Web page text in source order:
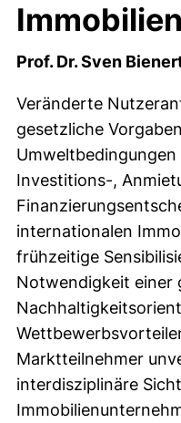
Prof. Dr. Sven
Veränderte
gesetzliche
Investitions-,
internationalen
frühzeitige
Notwendigkeit einer
Marktteilnehmer
interdisziplinäre